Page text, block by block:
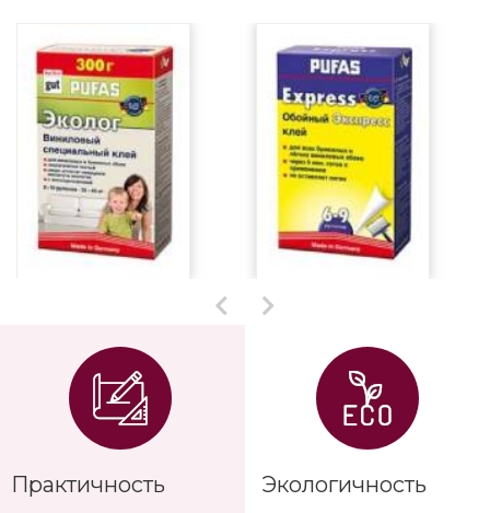
Практичность Экологичность